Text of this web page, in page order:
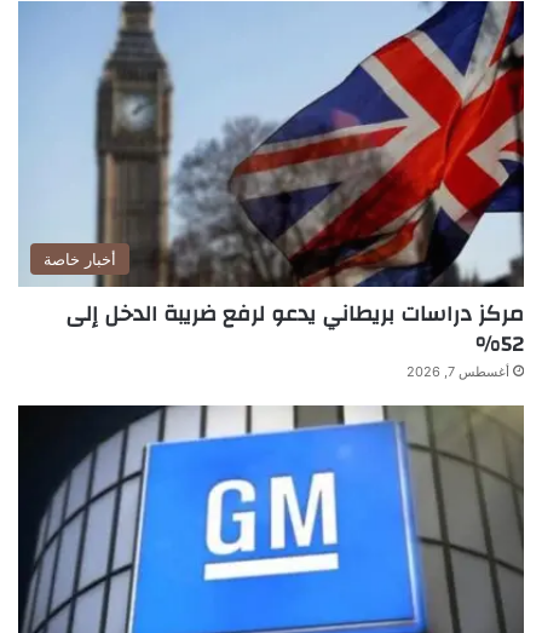
أخبار خاصة
مركز دراسات بريطاني يدعو لرفع ضريبة الدخل إلى
52%
أغسطس 7, 2026